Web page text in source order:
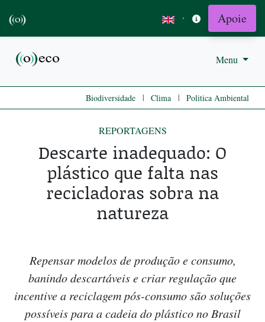
· Apoie
Menu
Biodiversidade | Clima | Politica Ambiental
REPORTAGENS
Descarte inadequado: O
plástico que falta nas
recicladoras sobra na
natureza
Repensar modelos de produção e consumo,
banindo descartáveis e criar regulação que
incentive a reciclagem pós-consumo são soluções
possíveis para a cadeia do plástico no Brasil